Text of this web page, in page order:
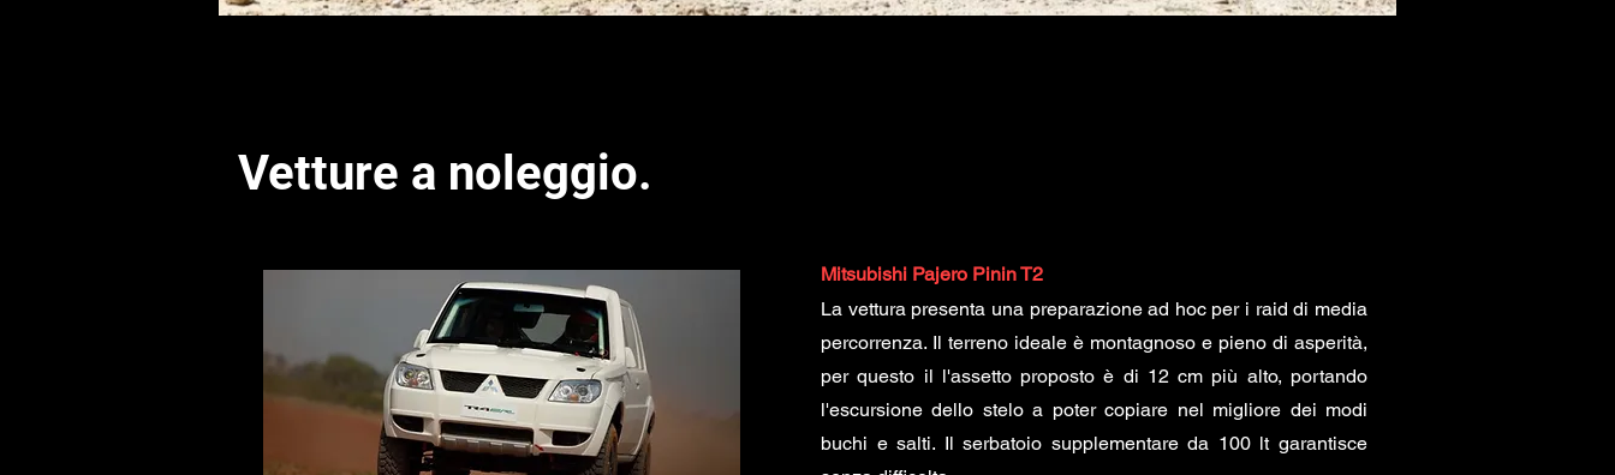
Vetture a noleggio.
Mitsubishi Pajero Pinin T2
La vettura presenta una preparazione ad hoc per i raid di media
percorrenza. Il terreno ideale è montagnoso e pieno di asperità,
per questo il l'assetto proposto è di 12 cm più alto, portando
l'escursione dello stelo a poter copiare nel migliore dei modi
buchi e salti. Il serbatoio supplementare da 100 lt garantisce